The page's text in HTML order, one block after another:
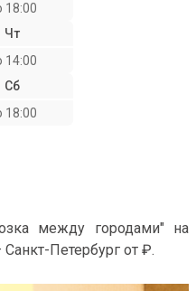
18:00
Чт
14:00
Сб
18:00
между городами" на
Петербург от ₽.